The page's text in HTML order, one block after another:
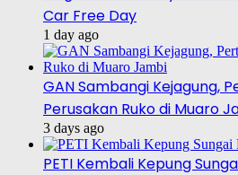
Car Free Day
1 day ago
GAN Sambangi Kejagung,
Perusakan Ruko di Muaro
3 days ago
PETI Kembali Kepung